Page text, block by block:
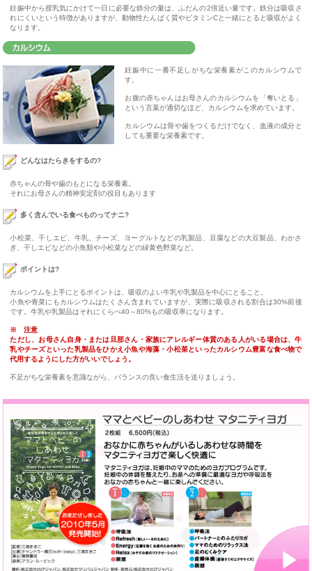
妊娠中から授乳気にかけて一日に必要な鉄分の量は、ふだんの2倍近い量です。鉄分は吸収さ
れにくいという特徴がありますが、動物性たんぱく質やビタミンCと一緒にとると吸収がよく
なります。
妊娠中に一番不足しがちな栄養素がこのカルシウムで
す。
お腹の赤ちゃんはお母さんのカルシウムを「奪いとる」
という言葉が適切なほど、カルシウムを求めています。
カルシウムは骨や歯をつくるだけでなく、血液の成分と
しても重要な栄養素です。
どんなはたらきをするの?
赤ちゃんの骨や歯のもとになる栄養素。
それにお母さんの精神安定剤の役目もあります
多く含んでいる食べものってナニ?
小松菜、干しエビ、牛乳、チーズ、ヨーグルトなどの乳製品、豆腐などの大豆製品、わかさ
ぎ、干しエビなどの小魚類や小松菜などの緑黄色野菜など。
ポイントは?
カルシウムを上手にとるポイントは、吸収のよい牛乳や乳製品を中心にとること。
小魚や青菜にもカルシウムはたくさん含まれていますが、実際に吸収される割合は30%前後
です。牛乳や乳製品はそれにくらべ40～80%もの吸収率になります。
※ 注意
ただし、お母さん自身・または旦那さん・家族にアレルギー体質のある人がいる場合は、牛
乳やチーズといった乳製品をひかえ小魚や海藻・小松菜といったカルシウム豊富な食べ物で
代用するようにした方がいいでしょう。
不足がちな栄養素を意識ながら、バランスの良い食生活を送りましょう。